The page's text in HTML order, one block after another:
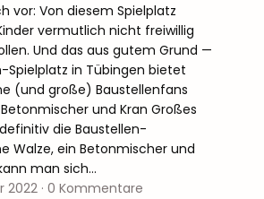
vor: Von diesem Spielplatz
vermutlich nicht freiwillig
Und das aus gutem Grund —
Spielplatz in Tübingen bietet
(und große) Baustellenfans
und Kran Großes
die Baustellen-
Walze, ein Betonmischer und
man sich…
2022 · 0 Kommentare